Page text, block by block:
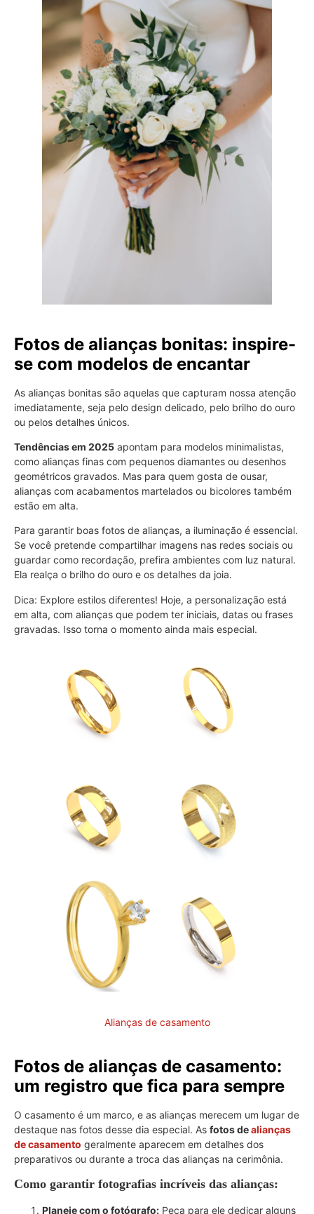
Fotos de alianças bonitas: inspire-
se com modelos de encantar
As alianças bonitas são aquelas que capturam nossa atenção
imediatamente, seja pelo design delicado, pelo brilho do ouro
ou pelos detalhes únicos.
Tendências em 2025 apontam para modelos minimalistas,
como alianças finas com pequenos diamantes ou desenhos
geométricos gravados. Mas para quem gosta de ousar,
alianças com acabamentos martelados ou bicolores também
estão em alta.
Para garantir boas fotos de alianças, a iluminação é essencial.
Se você pretende compartilhar imagens nas redes sociais ou
guardar como recordação, prefira ambientes com luz natural.
Ela realça o brilho do ouro e os detalhes da joia.
Dica: Explore estilos diferentes! Hoje, a personalização está
em alta, com alianças que podem ter iniciais, datas ou frases
gravadas. Isso torna o momento ainda mais especial.
Alianças de casamento
Fotos de alianças de casamento:
um registro que fica para sempre
O casamento é um marco, e as alianças merecem um lugar de
destaque nas fotos desse dia especial. As fotos dealianças
de casamento geralmente aparecem em detalhes dos
preparativos ou durante a troca das alianças na cerimônia.
Como garantir fotografias incríveis das alianças:
Planeje com o fotógrafo: Peça para ele dedicar alguns